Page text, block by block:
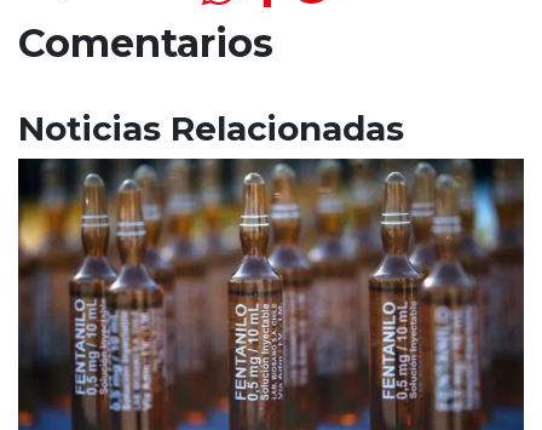
Comentarios
Noticias Relacionadas